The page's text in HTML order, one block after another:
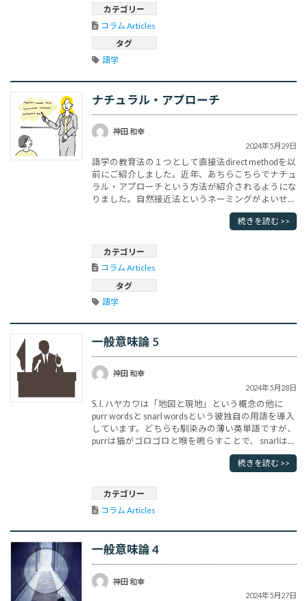
とも示します。 似たような混ぜ合わせ方ですが、
mixingとは、均質な混･･･
カテゴリー
コラム Articles
タグ
語学
ナチュラル・アプローチ
神田 和幸
2024年5月29日
語学の教育法の１つとして直接法direct methodを以
前にご紹介しました。近年、あちらこちらでナチュ
ラル・アプローチという方法が紹介されるようにな
りました。自然接近法というネーミングがよいせい
か、好感をもって受け入れられているようですが、
誤解と言うか拡大解釈もなされているようです。そ
いうことをどのくらい理解されているのか疑問で
す。なにが「自然」か･･･
続きを読む >>
カテゴリー
コラム Articles
タグ
語学
一般意味論 5
神田 和幸
2024年5月28日
S. I. ハヤカワは「地図と現地」という概念の他に
purr wordsと snarl wordsという彼独自の用語を導入
しています。どちらも馴染みの薄い英単語ですが、
purrは猫がゴロゴロと喉を鳴らすことで、 snarlは犬
が歯をむき出してうなることです。ハヤカワはpurr
wordsを好きなものへの反応、反対に嫌いなものへ
的な現象に対す･･･
続きを読む >>
カテゴリー
コラム Articles
一般意味論 4
神田 和幸
2024年5月27日